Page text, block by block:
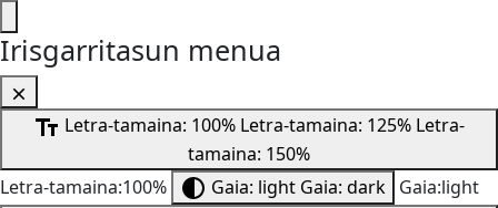
Irisgarritasun menua
Letra-tamaina: 100% Letra-tamaina: 125% Letra-
tamaina: 150%
Letra-tamaina:100%
Gaia: light Gaia: dark Gaia:light